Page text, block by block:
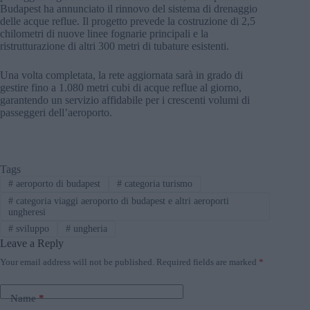
Budapest ha annunciato il rinnovo del sistema di drenaggio
delle acque reflue. Il progetto prevede la costruzione di 2,5
chilometri di nuove linee fognarie principali e la
ristrutturazione di altri 300 metri di tubature esistenti.
Una volta completata, la rete aggiornata sarà in grado di
gestire fino a 1.080 metri cubi di acque reflue al giorno,
garantendo un servizio affidabile per i crescenti volumi di
passeggeri dell’aeroporto.
Tags
#aeroporto di budapest #categoria turismo
#categoria viaggi aeroporto di budapest e altri aeroporti
ungheresi
#sviluppo #ungheria
Leave a Reply
Your email address will not be published. Required fields are marked *
Name*